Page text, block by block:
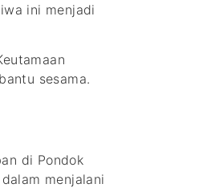
ini menjadi
sesama.
di Pondok
menjalani